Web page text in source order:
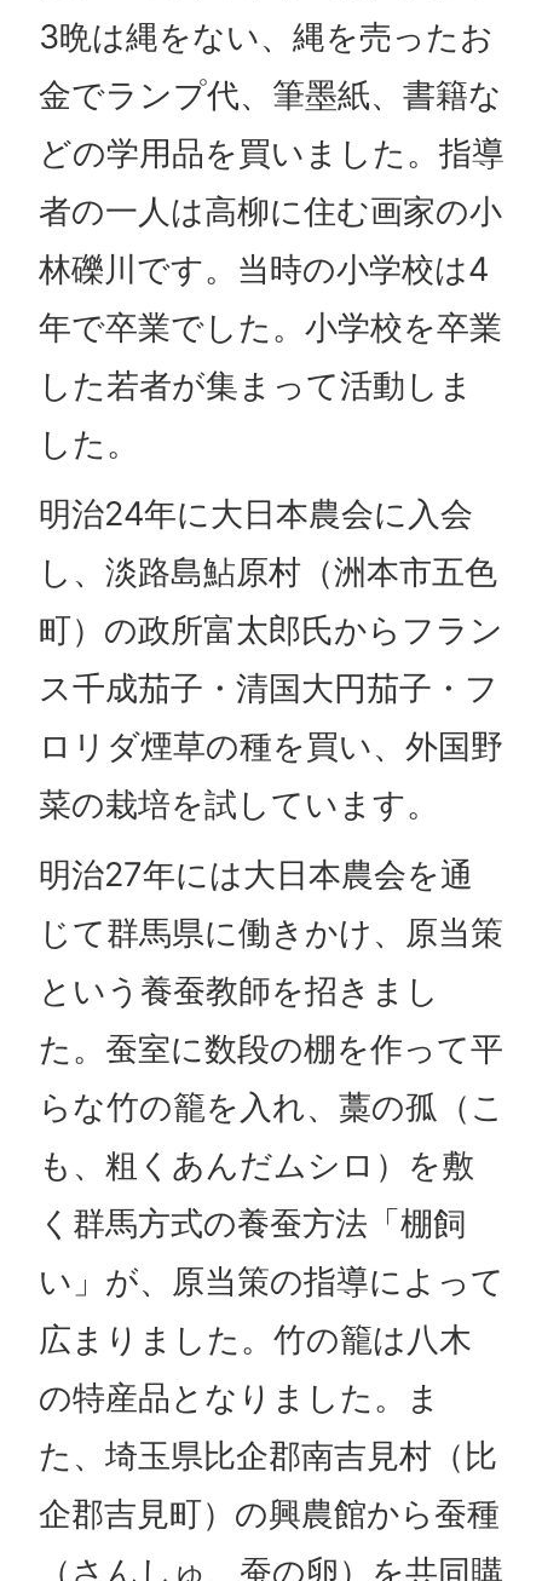
3晩は縄をない、縄を売ったお
金でランプ代、筆墨紙、書籍な
どの学用品を買いました。指導
者の一人は高柳に住む画家の小
林礫川です。当時の小学校は4
年で卒業でした。小学校を卒業
した若者が集まって活動しま
した。
明治24年に大日本農会に入会
し、淡路島鮎原村（洲本市五色
町）の政所富太郎氏からフラン
ス千成茄子・清国大円茄子・フ
ロリダ煙草の種を買い、外国野
菜の栽培を試しています。
明治27年には大日本農会を通
じて群馬県に働きかけ、原当策
という養蚕教師を招きまし
た。蚕室に数段の棚を作って平
らな竹の籠を入れ、藁の孤（こ
も、粗くあんだムシロ）を敷
く群馬方式の養蚕方法「棚飼
い」が、原当策の指導によって
広まりました。竹の籠は八木
の特産品となりました。ま
た、埼玉県比企郡南吉見村（比
企郡吉見町）の興農館から蚕種
（さんしゅ、蚕の卵）を共同購